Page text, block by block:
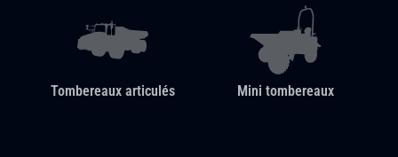
Tombereaux articulés Mini tombereaux